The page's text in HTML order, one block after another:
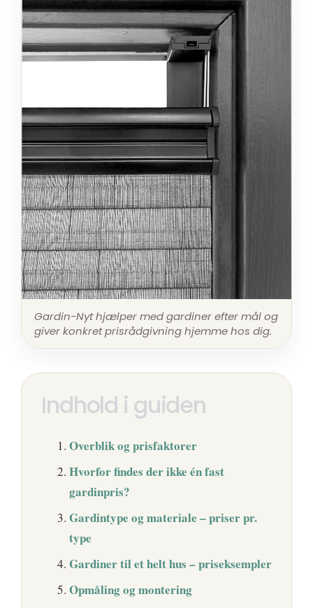
Gardin-Nyt hjælper med gardiner efter mål og
giver konkret prisrådgivning hjemme hos dig.
Indhold i guiden
Overblik og prisfaktorer
Hvorfor findes der ikke én fast
gardinpris?
Gardintype og materiale – priser pr.
type
Gardiner til et helt hus – priseksempler
Opmåling og montering